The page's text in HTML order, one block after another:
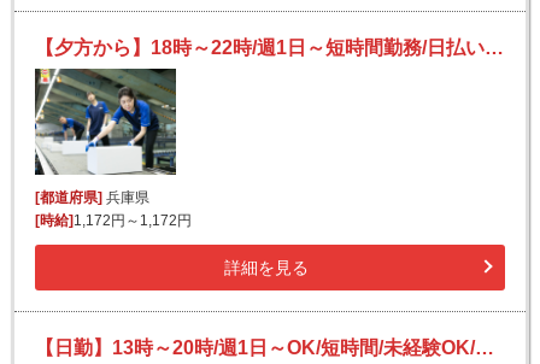
【夕方から】18時～22時/週1日～短時間勤務/日払いOK/副業可/未経験OK
[都道府県]兵庫県
[時給]1,172円～1,172円
詳細を見る
【日勤】13時～20時/週1日～OK/短時間/未経験OK/宅配便の仕分け★